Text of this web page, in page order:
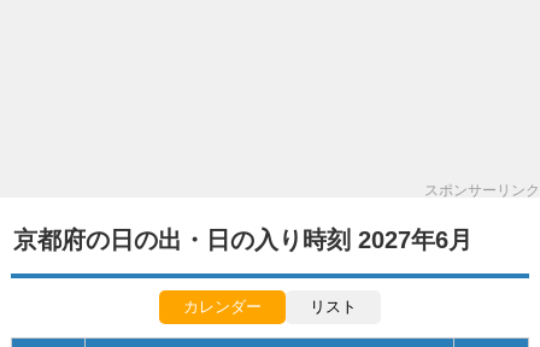
スポンサーリンク
京都府の日の出・日の入り時刻 2027年6月
カレンダー リスト